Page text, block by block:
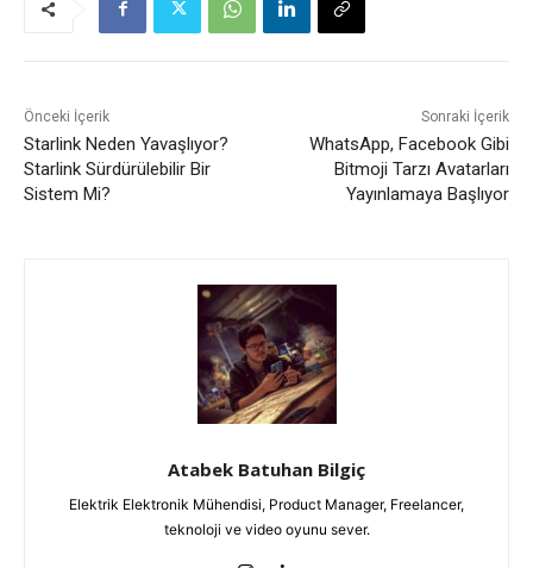
Önceki İçerik
Starlink Neden Yavaşlıyor?
Starlink Sürdürülebilir Bir
Sistem Mi?
Sonraki İçerik
WhatsApp, Facebook Gibi
Bitmoji Tarzı Avatarları
Yayınlamaya Başlıyor
Atabek Batuhan Bilgiç
Elektrik Elektronik Mühendisi, Product Manager, Freelancer,
teknoloji ve video oyunu sever.